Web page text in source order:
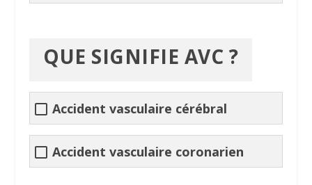
QUE SIGNIFIE AVC ?
Accident vasculaire cérébral
Accident vasculaire coronarien